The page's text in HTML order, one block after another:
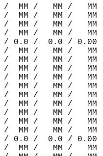
/  MM /   MM /   MM
MM /   MM /   MM
/  MM /   MM /   MM
MM /   MM /   MM
/ 0.0 /  0.0 / 0.00
/  MM /   MM /   MM
/  MM /   MM /   MM
/  MM /   MM /   MM
/  MM /   MM /   MM
/  MM /   MM /   MM
/  MM /   MM /   MM
/  MM /   MM /   MM
/  MM /   MM /   MM
/  MM /   MM /   MM
MM /   MM /   MM
/ 0.0 /  0.0 / 0.00
/  MM /   MM /   MM